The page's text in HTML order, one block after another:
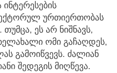
ურთიერთობას
ეს არ ნიშნავს,
ომი გაჩაღდეს,
გამოიწვევს. ძალიან
შედეგის მიღწევა.